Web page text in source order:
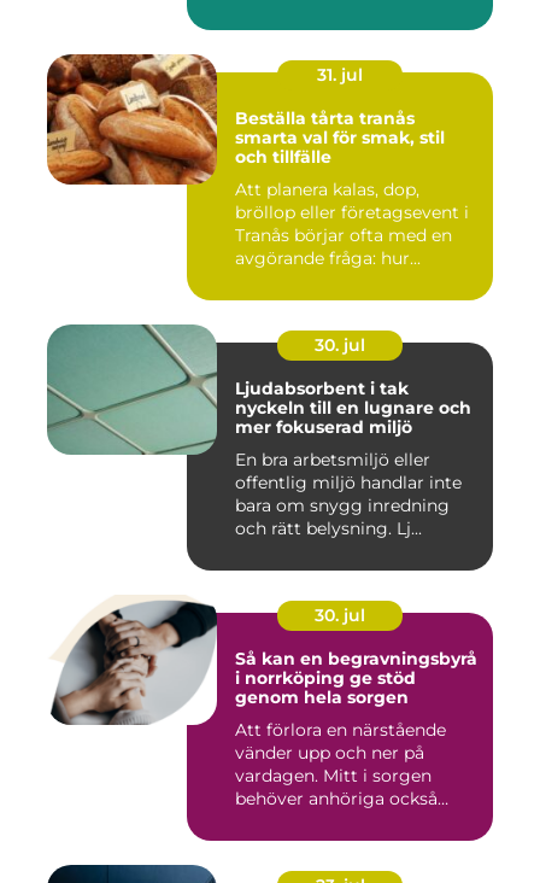
31. jul
Beställa tårta tranås
smarta val för smak, stil
och tillfälle
Att planera kalas, dop,
bröllop eller företagsevent i
Tranås börjar ofta med en
avgörande fråga: hur...
30. jul
Ljudabsorbent i tak
nyckeln till en lugnare och
mer fokuserad miljö
En bra arbetsmiljö eller
offentlig miljö handlar inte
bara om snygg inredning
och rätt belysning. Lj...
30. jul
Så kan en begravningsbyrå
i norrköping ge stöd
genom hela sorgen
Att förlora en närstående
vänder upp och ner på
vardagen. Mitt i sorgen
behöver anhöriga också